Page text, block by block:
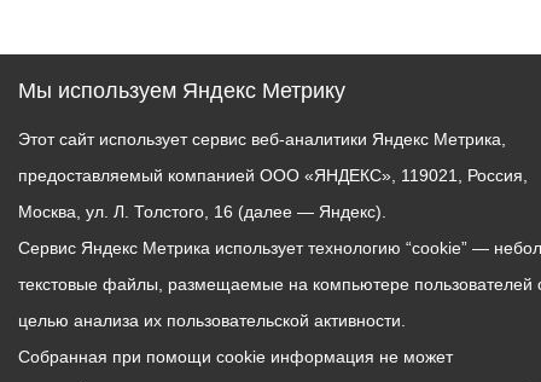
Мы используем Яндекс Метрику
Этот сайт использует сервис веб-аналитики Яндекс Метрика,
предоставляемый компанией ООО «ЯНДЕКС», 119021, Россия,
Москва, ул. Л. Толстого, 16 (далее — Яндекс).
Сервис Яндекс Метрика использует технологию “cookie” —
текстовые файлы, размещаемые на компьютере пользователей
целью анализа их пользовательской активности.
Собранная при помощи cookie информация не может